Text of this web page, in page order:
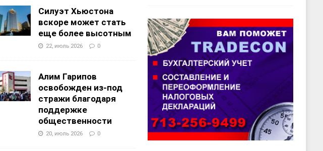
Силуэт Хьюстона
вскоре может стать
еще более высотным
22, июль 2026 0
Алим Гарипов
освобожден из-под
стражи благодаря
поддержке
общественности
20, июль 2026 0